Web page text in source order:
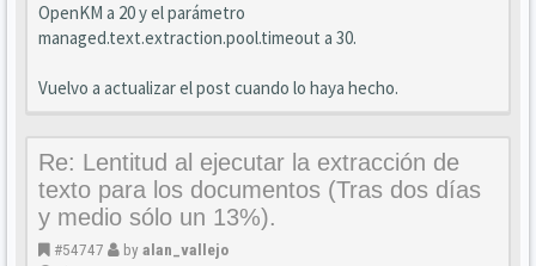
OpenKM a 20 y el parámetro
managed.text.extraction.pool.timeout a 30.
Vuelvo a actualizar el post cuando lo haya hecho.
Re: Lentitud al ejecutar la extracción de
texto para los documentos (Tras dos días
y medio sólo un 13%).
#54747 by alan_vallejo